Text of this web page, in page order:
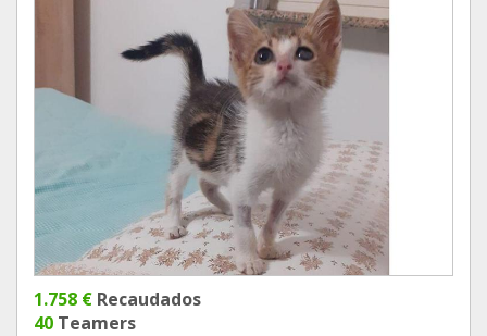
1.758 € Recaudados
40 Teamers